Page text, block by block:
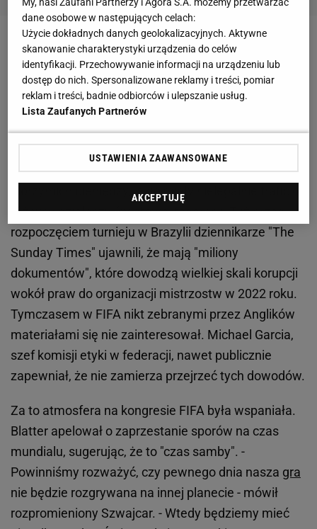
Oczywiście wizerunek FIFA jest dobry wyłącznie w
słowach samego Blattera. Kontrowersje wokół
najbliższychMistrzostw Świataw Rosji (2018) i tych
w 2022 roku w Katarze tylko nabierają mocy. Z
jednej strony - dotyczą sytuacji politycznej oraz
konfliktu wUkrainie, z drugiej - zmiany terminu
organizacji mundialu za osiem lat (na zimę) oraz
olbrzymich pieniędzy, jakie miały nielegalnie trafić do
różnych działaczy światowej federacji. Tuż przed
rozpoczęciem turnieju w Brazylii dziennikarze "The
Sunday Times" ujawnili, że mają "miliony
dokumentów", które dowodzą wielkiej skali korupcji
wokół praw do organizacji mistrzostw w 2022 roku.
Tymczasem w FIFA nikt zebranymi przez Anglików
materiałami się nie zainteresował. Michael Garcia,
szef komisji etyki w federacji, nawet publicznie
zapewniał, że nie zamierza przejrzeć tych dowodów.
Za to atmosfera na kongresie FIFA była wspaniała.
Blatter apelował o zaprzestanie sporów na czas
mundialu, sugerując, że to "czas samby". -
Powinniśmy rozważyć, czy pewnego dnia nasza gra
nie będzie rozgrywana na innej planecie - mówił
rozpromieniony Szwajcar. - Wtedy będziemy mieć
dane osobowe w następujących celach:
Użycie dokładnych danych geolokalizacyjnych. Aktywne
skanowanie charakterystyki urządzenia do celów
identyfikacji. Przechowywanie informacji na urządzeniu lub
dostęp do nich. Spersonalizowane reklamy i treści, pomiar
reklam i treści, badnie odbiorców i ulepszanie usług.
Lista Zaufanych Partnerów
USTAWIENIA ZAAWANSOWANE
AKCEPTUJĘ